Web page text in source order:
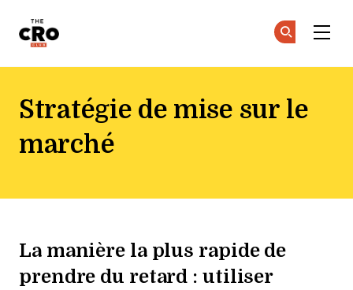
Stratégie de mise sur le
marché
La manière la plus rapide de
prendre du retard : utiliser